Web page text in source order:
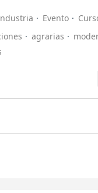
Evento
agrarias